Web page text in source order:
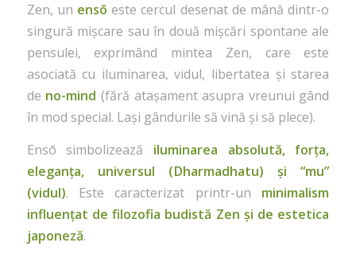
Zen, un ensō este cercul desenat de mână dintr-o
singură mișcare sau în două mișcări spontane ale
pensulei, exprimând mintea Zen, care este
asociată cu iluminarea, vidul, libertatea și starea
de no-mind (fără atașament asupra vreunui gând
în mod special. Lași gândurile să vină și să plece).
Ensō simbolizează iluminarea absolută, forța,
eleganța, universul (Dharmadhatu) și “mu”
(vidul). Este caracterizat printr-un minimalism
influențat de filozofia budistă Zen și de estetica
japoneză.